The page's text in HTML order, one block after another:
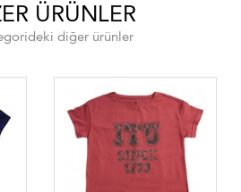
ÜRÜNLER
diğer ürünler